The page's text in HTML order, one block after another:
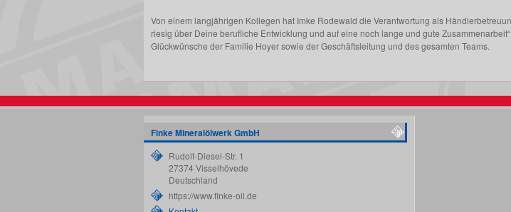
Von einem langjährigen Kollegen hat Imke Rodewald die Verantwortung als
riesig über Deine berufliche Entwicklung und auf eine noch lange und gute
Glückwünsche der Familie Hoyer sowie der Geschäftsleitung und des gesamten Teams.
Finke Mineralölwerk GmbH
Rudolf-Diesel-Str. 1
27374 Visselhövede
Deutschland
https://www.finke-oil.de